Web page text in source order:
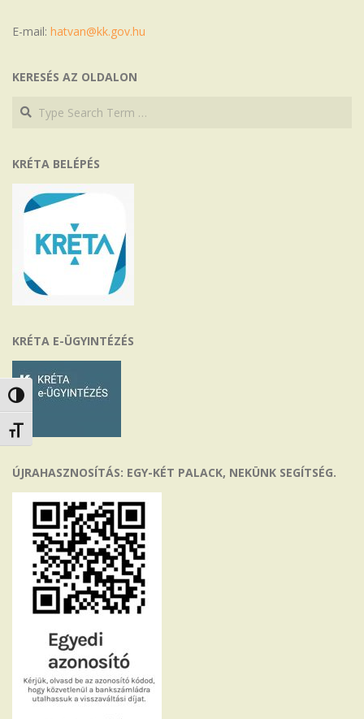
Nagy kontraszt váltása
Betűméret váltása
E-mail: hatvan@kk.gov.hu
KERESÉS AZ OLDALON
Search
Search
KRÉTA BELÉPÉS
KRÉTA E-ÜGYINTÉZÉS
ÚJRAHASZNOSÍTÁS: EGY-KÉT PALACK, NEKÜNK SEGÍTSÉG.